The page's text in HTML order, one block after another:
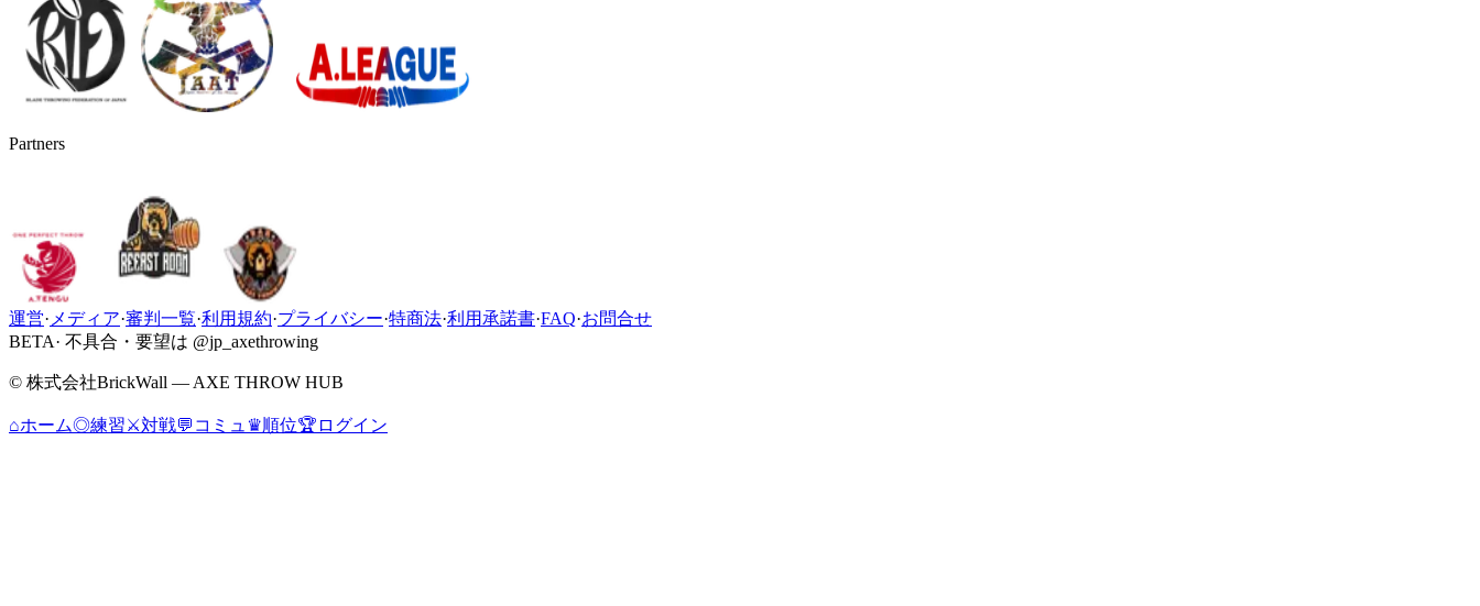
Partners
運営· メディア·審判一覧·利用規約·プライバシー·特商法·利用承諾書·FAQ·お問合せ
BETA· 不具合・要望は @jp_axethrowing
© 株式会社BrickWall — AXE THROW HUB
⌂ホーム◎練習⚔対戦💬 コミュ ♛順位🏆 ログイン